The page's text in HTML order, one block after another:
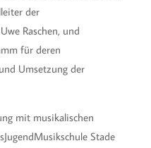
der
Raschen, und
für deren
Umsetzung der
mit musikalischen
Stade